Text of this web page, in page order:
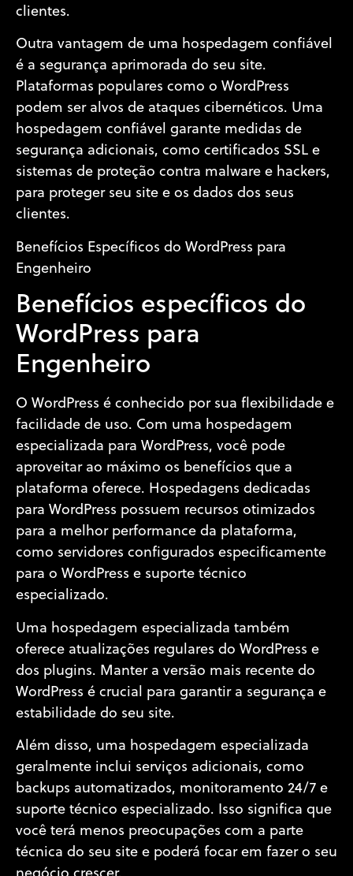
clientes.
Outra vantagem de uma hospedagem confiável
é a segurança aprimorada do seu site.
Plataformas populares como o WordPress
podem ser alvos de ataques cibernéticos. Uma
hospedagem confiável garante medidas de
segurança adicionais, como certificados SSL e
sistemas de proteção contra malware e hackers,
para proteger seu site e os dados dos seus
clientes.
Benefícios Específicos do WordPress para
Engenheiro
Benefícios específicos do
WordPress para
Engenheiro
O WordPress é conhecido por sua flexibilidade e
facilidade de uso. Com uma hospedagem
especializada para WordPress, você pode
aproveitar ao máximo os benefícios que a
plataforma oferece. Hospedagens dedicadas
para WordPress possuem recursos otimizados
para a melhor performance da plataforma,
como servidores configurados especificamente
para o WordPress e suporte técnico
especializado.
Uma hospedagem especializada também
oferece atualizações regulares do WordPress e
dos plugins. Manter a versão mais recente do
WordPress é crucial para garantir a segurança e
estabilidade do seu site.
Além disso, uma hospedagem especializada
geralmente inclui serviços adicionais, como
backups automatizados, monitoramento 24/7 e
suporte técnico especializado. Isso significa que
você terá menos preocupações com a parte
técnica do seu site e poderá focar em fazer o seu